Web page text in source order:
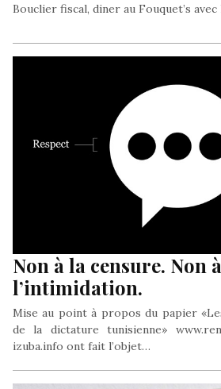
Bouclier fiscal, diner au Fouquet’s
Non à la censure. Non à
l’intimidation.
Mise au point à propos du papier
de la dictature tunisienne»
izuba.info ont fait l’objet…